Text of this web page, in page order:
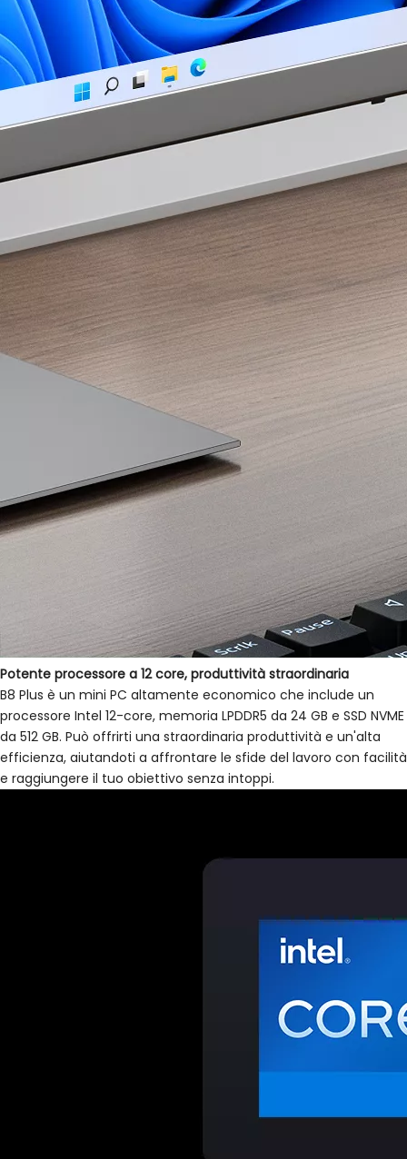
Potente processore a 12 core, produttività straordinaria
B8 Plus è un mini PC altamente economico che include un
processore Intel 12-core, memoria LPDDR5 da 24 GB e SSD NVME
da 512 GB. Può offrirti una straordinaria produttività e un'alta
efficienza, aiutandoti a affrontare le sfide del lavoro con facilità
e raggiungere il tuo obiettivo senza intoppi.